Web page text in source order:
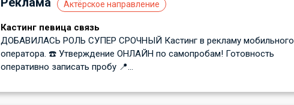
Актёрское направление
Кастинг певица связь
ДОБАВИЛАСЬ РОЛЬ СУПЕР СРОЧНЫЙ Кастинг в рекламу мобильного
оператора. ☎️ Утверждение ОНЛАЙН по самопробам! Готовность
оперативно записать пробу 📍...